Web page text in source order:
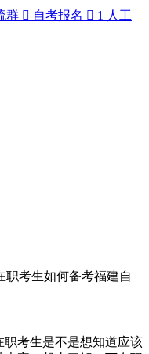
群  自考报名  1 人工
职考生如何备考福建自
考生是不是想知道应该